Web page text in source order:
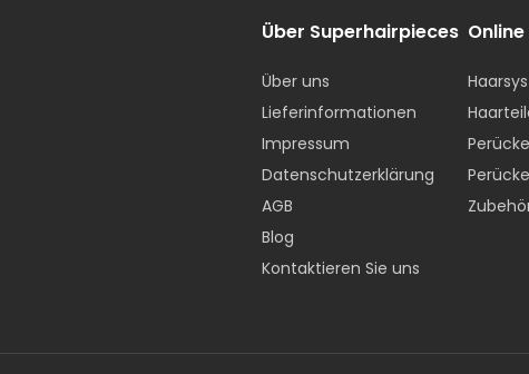
Deutschland, Belgien, Österreich, Dänemark, Luxemburg
Bestellwert: 10 € Versandpauschale
Kostenloser Versand
Über Superhairpieces
Über uns
Lieferinformationen
Impressum
Datenschutzerklärung
AGB
Blog
Kontaktieren Sie uns